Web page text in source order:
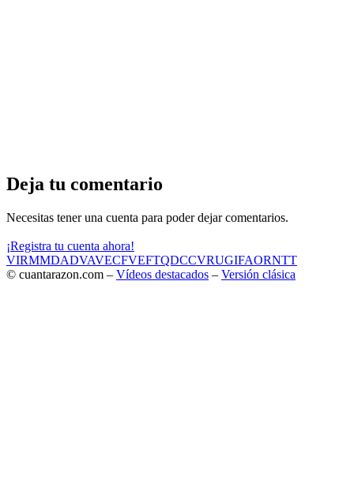
Deja tu comentario
Necesitas tener una cuenta para poder dejar comentarios.
¡Registra tu cuenta ahora!
VIRMMDADVAVECFVEFTQDCCVRUGIFAORNTT
© cuantarazon.com – Vídeos destacados – Versión clásica